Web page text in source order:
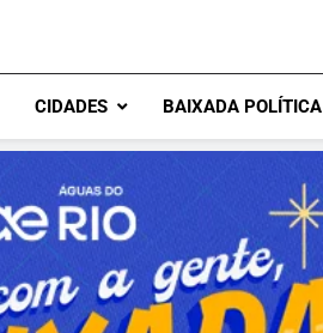
CIDADES BAIXADA POLÍTICA